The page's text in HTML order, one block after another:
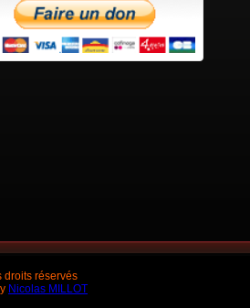
droits réservés
Nicolas MILLOT